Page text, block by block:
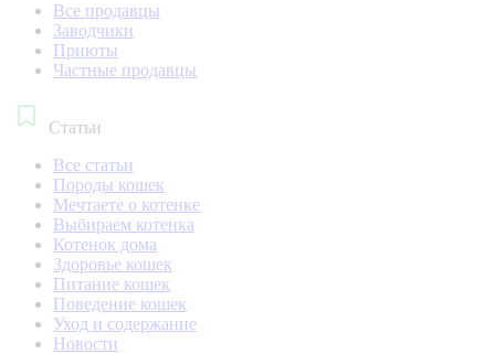
Все продавцы
Заводчики
Приюты
Частные продавцы
Статьи
Все статьи
Породы кошек
Мечтаете о котенке
Выбираем котенка
Котенок дома
Здоровье кошек
Питание кошек
Поведение кошек
Уход и содержание
Новости